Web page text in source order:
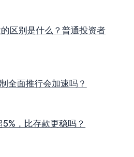
区别是什么？普通投资者
全面推行会加速吗？
，比存款更稳吗？